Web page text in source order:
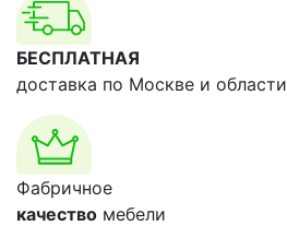
БЕСПЛАТНАЯ
доставка по Москве и области
Фабричное
качество мебели